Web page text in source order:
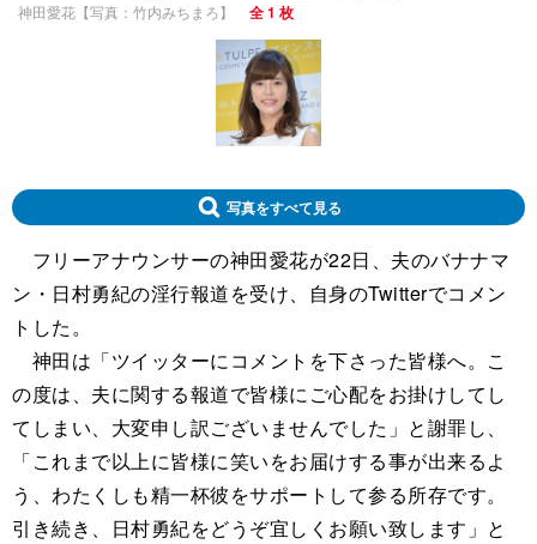
神田愛花【写真：竹内みちまろ】 全 1 枚
写真をすべて見る
フリーアナウンサーの神田愛花が22日、夫のバナナマ
ン・日村勇紀の淫行報道を受け、自身のTwitterでコメン
トした。
神田は「ツイッターにコメントを下さった皆様へ。こ
の度は、夫に関する報道で皆様にご心配をお掛けしてし
てしまい、大変申し訳ございませんでした」と謝罪し、
「これまで以上に皆様に笑いをお届けする事が出来るよ
う、わたくしも精一杯彼をサポートして参る所存です。
引き続き、日村勇紀をどうぞ宜しくお願い致します」と